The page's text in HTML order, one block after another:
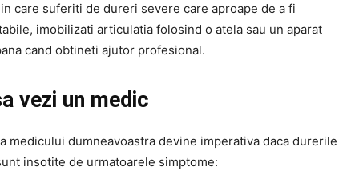
care suferiti de dureri severe care aproape de a fi
imobilizati articulatia folosind o atela sau un aparat
cand obtineti ajutor profesional.
vezi un medic
medicului dumneavoastra devine imperativa daca durerile
insotite de urmatoarele simptome: